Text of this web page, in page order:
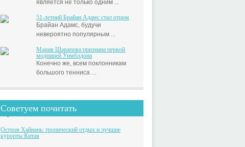
является не только одним ...
51-летний Брайан Адамс стал отцом
Брайан Адамс, будучи
невероятно популярным ...
Мария Шарапова признана первой
модницей Уимблдона
Конечно же, всем поклонникам
большого тенниса ...
Советуем почитать
Остров Хайнань: тропический отдых и лучшие
курорты Китая